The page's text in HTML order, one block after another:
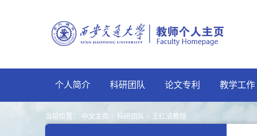
个人简介 科研团队 论文专利 教学工作
当前位置： 中文主页 > 科研团队 > 王红洁教授